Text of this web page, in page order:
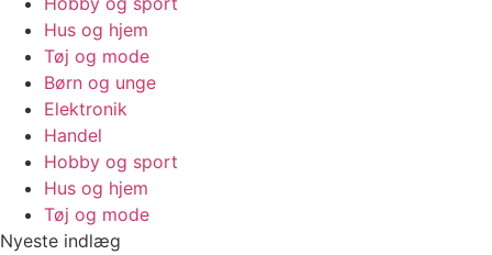
Hus og hjem
Tøj og mode
Børn og unge
Elektronik
Handel
Hobby og sport
Hus og hjem
Tøj og mode
Nyeste indlæg